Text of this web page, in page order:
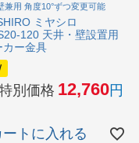
兼用 角度10°ずつ変更可能
ミヤシロ
120 天井・壁設置用
カー金具
別価格 12,760
ートに入れる